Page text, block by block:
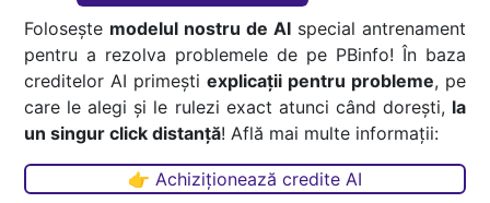
Folosește modelul nostru de AIspecial antrenament
pentru a rezolva problemele de pe PBinfo! În baza
creditelor AI primești explicații pentru probleme, pe
care le alegi și le rulezi exact atunci când dorești, la
un singur click distanță! Află mai multe informații:
👉 Achiziționează credite AI